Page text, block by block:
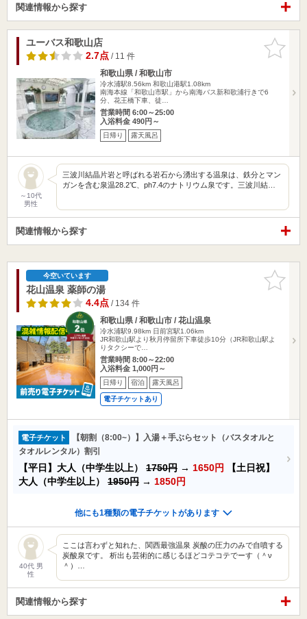
関連情報から探す
お気に入
りに追加
ユーバス和歌山店
2.7点/ 11 件
和歌山県 / 和歌山市
冷水浦駅8.56km 和歌山港駅1.08km
南海本線「和歌山市駅」から南海バス新和歌浦行きで6
分、花王橋下車、徒…
営業時間 6:00～25:00
入浴料金 490円～
日帰り 露天風呂
～10代
男性
三波川結晶片岩と呼ばれる岩石から湧出する温泉は、鉄分とマン
ガンを含む泉温28.2℃、ph7.4のナトリウム泉です。三波川結…
関連情報から探す
お気に入
りに追加
今空いています
花山温泉 薬師の湯
4.4点/ 134 件
和歌山県 / 和歌山市 / 花山温泉
冷水浦駅9.98km 日前宮駅1.06km
JR和歌山駅より秋月停留所下車徒歩10分（JR和歌山駅よ
りタクシーで…
営業時間 8:00～22:00
入浴料金 1,000円～
日帰り 宿泊 露天風呂
電子チケットあり
電子チケット
【朝割（8:00~）】入湯＋手ぶらセット（バスタオルと
タオルレンタル）割引
【平日】大人（中学生以上） 1750円 → 1650円
【土日祝】
大人（中学生以上） 1950円 → 1850円
他にも1種類の電子チケットがあります
40代 男
性
ここは言わずと知れた、関西最強温泉 炭酸の圧力のみで自噴する
炭酸泉です。 析出も芸術的に感じるほどコテコテでーす（＾ν
＾）…
関連情報から探す